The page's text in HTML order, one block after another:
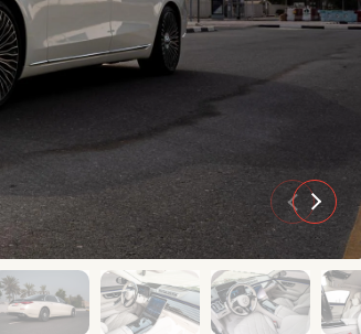
GMC
MAZDA
CHEVROLET
TOYOTA